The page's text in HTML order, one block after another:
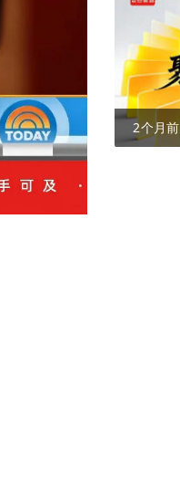
2个月前